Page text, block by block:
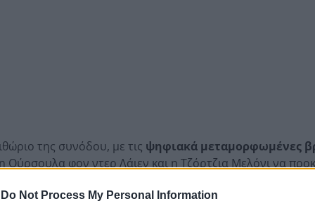
Do Not Process My Personal Information
της συνόδου, με τις ψηφιακά μεταμορφωμένες
φον ντερ Λάιεν και η Τζόρτζια Μελόνι να
η πρωτοβουλία σχολιάστηκε και ως περίτεχνη μορφή